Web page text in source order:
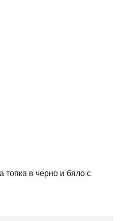
топка в черно и бяло с